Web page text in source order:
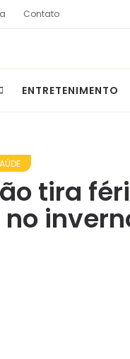
Contato
ENTRETENIMENTO
tira